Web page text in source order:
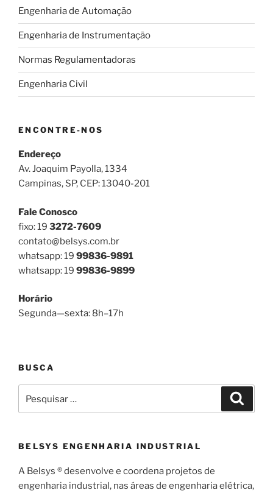
Engenharia de Automação
Engenharia de Instrumentação
Normas Regulamentadoras
Engenharia Civil
ENCONTRE-NOS
Endereço
Av. Joaquim Payolla, 1334
Campinas, SP, CEP: 13040-201
Fale Conosco
fixo: 19 3272-7609
contato@belsys.com.br
whatsapp: 19 99836-9891
whatsapp: 19 99836-9899
Horário
Segunda—sexta: 8h–17h
BUSCA
por:
BELSYS ENGENHARIA INDUSTRIAL
A Belsys ® desenvolve e coordena projetos de
engenharia industrial, nas áreas de engenharia elétrica,